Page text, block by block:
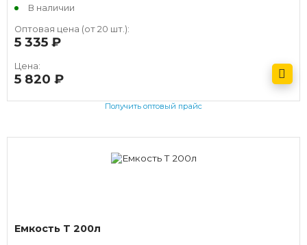
В наличии
Оптовая цена (от 20 шт.):
5 335
Цена:
5 820
Получить оптовый прайс
Емкость T 200л